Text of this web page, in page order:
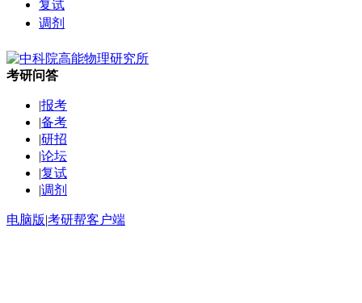
复试
调剂
考研问答
|报考
|备考
|研招
|论坛
|复试
|调剂
电脑版|考研帮客户端